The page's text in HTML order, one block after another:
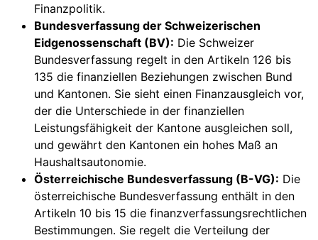
Finanzpolitik.
Bundesverfassung der Schweizerischen
Eidgenossenschaft (BV): Die Schweizer
Bundesverfassung regelt in den Artikeln 126 bis
135 die finanziellen Beziehungen zwischen Bund
und Kantonen. Sie sieht einen Finanzausgleich vor,
der die Unterschiede in der finanziellen
Leistungsfähigkeit der Kantone ausgleichen soll,
und gewährt den Kantonen ein hohes Maß an
Haushaltsautonomie.
Österreichische Bundesverfassung (B-VG): Die
österreichische Bundesverfassung enthält in den
Artikeln 10 bis 15 die finanzverfassungsrechtlichen
Bestimmungen. Sie regelt die Verteilung der